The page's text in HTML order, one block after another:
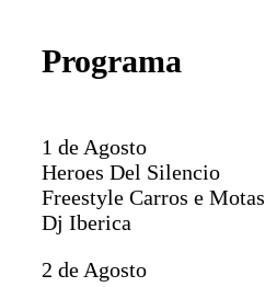
Programa
1 de Agosto
Heroes Del Silencio
Freestyle Carros e Motas
Dj Iberica
2 de Agosto